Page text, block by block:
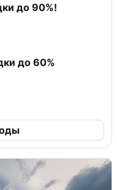
до 90%!
до 60%